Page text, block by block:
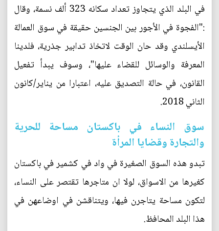
في البلد الذي يتجاوز تعداد سكانه 323 ألف نسمة، وقال
:"الفجوة في الأجور بين الجنسين حقيقة في سوق العمالة
الأيسلندي وقد حان الوقت لاتخاذ تدابير جذرية، فلدينا
المعرفة والوسائل للقضاء عليها"، وسوف يبدأ تفعيل
القانون، في حالة التصديق عليه، اعتبارا من يناير/كانون
الثاني 2018.
سوق النساء في باكستان مساحة للحرية
والتجارة وقضايا المرأة
تبدو هذه السوق الصغيرة في واد في كشمير في باكستان
كغيرها من الاسواق، لولا ان متاجرها تقتصر على النساء،
لتكون مساحة يتاجرن فيها، ويتناقشن في اوضاعهن في
هذا البلد المحافظ.